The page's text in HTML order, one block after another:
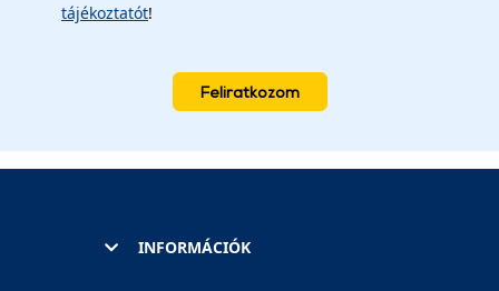
tájékoztatót!
Feliratkozom
INFORMÁCIÓK